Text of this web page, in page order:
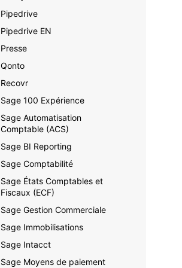
Pipedrive
Pipedrive EN
Presse
Qonto
Recovr
Sage 100 Expérience
Sage Automatisation
Comptable (ACS)
Sage BI Reporting
Sage Comptabilité
Sage États Comptables et
Fiscaux (ECF)
Sage Gestion Commerciale
Sage Immobilisations
Sage Intacct
Sage Moyens de paiement